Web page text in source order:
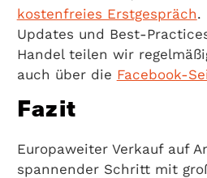
kostenfreies Erstgespräch.
Updates und Best-
Handel teilen wir
auch über die Facebook-
Fazit
Europaweiter Verkauf auf
spannender Schritt mit